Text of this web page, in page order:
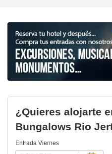
¿Quieres alojarte
Bungalows Rio
Entrada Viernes